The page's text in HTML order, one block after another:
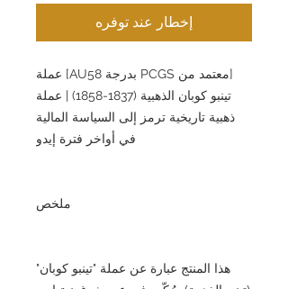
إخطار عند توفره
[معتمد من PCGS بدرجة AU58] عملة
تينبو كوبان الذهبية (1837-1858) | عملة
ذهبية تاريخية ترمز إلى السياسة المالية
في أواخر فترة إيدو
ملخص
هذا المنتج عبارة عن عملة "تينبو كوبان"